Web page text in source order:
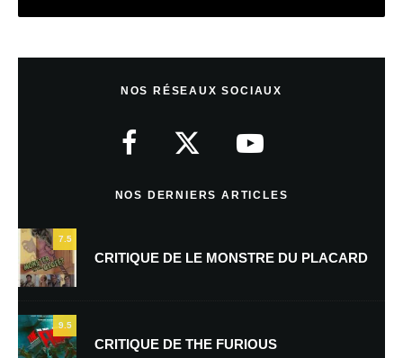
NOS RÉSEAUX SOCIAUX
NOS DERNIERS ARTICLES
7.5
CRITIQUE DE LE MONSTRE DU PLACARD
9.5
CRITIQUE DE THE FURIOUS